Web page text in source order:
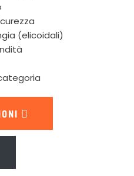
(elicoidali)